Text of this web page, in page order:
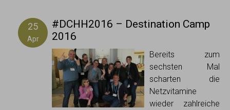
25
Apr
#DCHH2016 – Destination Camp
2016
Bereits zum
sechsten Mal
scharten die
Netzvitamine
wieder zahlreiche